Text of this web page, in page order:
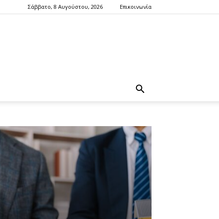
Σάββατο, 8 Αυγούστου, 2026 Επικοινωνία